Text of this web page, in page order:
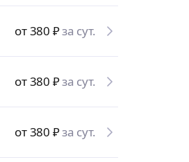
от 380 ₽за сут.
от 380 ₽за сут.
от 380 ₽за сут.